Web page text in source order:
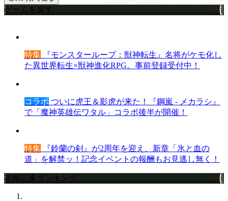
ゲームを探す
特集 『モンスターループ：獣神転生』名将がケモ化し
た異世界転生×獣神進化RPG。事前登録受付中！
コラボ ついに虎王＆影虎が来た！『鋼嵐 - メカラシ』
で「魔神英雄伝ワタル」コラボ後半が開催！
特集 『鈴蘭の剣』が2周年を迎え、新章「氷と血の
道」を解禁ッ！記念イベントの報酬もお見逃し無く！
攻略記事ランキング